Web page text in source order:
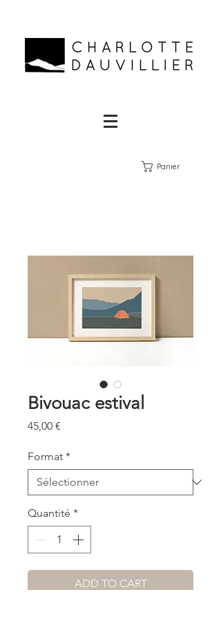
Panier
Bivouac estival
45,00 €
Format *
Quantité *
ADD TO CART